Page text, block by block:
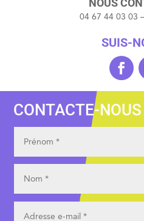
NOUS
04 67 44 03 03 –
SUIS-
CONTACTE-